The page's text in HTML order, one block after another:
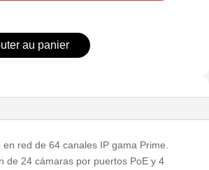
au panier
red de 64 canales IP gama Prime.
de 24 cámaras por puertos PoE y 4